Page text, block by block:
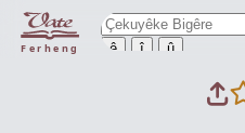
Ferheng ê î û